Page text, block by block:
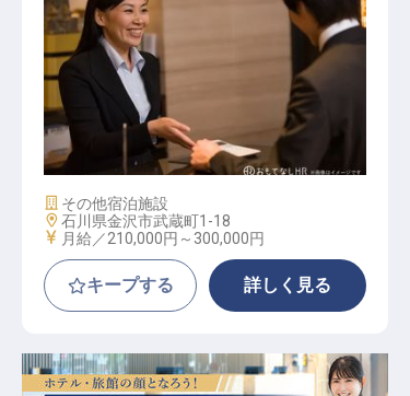
ホテルフロントスタッフ（夜勤）
施設業態
その他宿泊施設
勤務地
石川県金沢市武蔵町1-18
給与
月給／210,000円～ 300,000円
キープする 詳しく見る